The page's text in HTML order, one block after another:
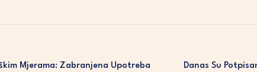
Mjerama: Zabranjena Upotreba
Danas Su